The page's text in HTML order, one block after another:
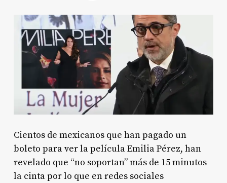
Cientos de mexicanos que han pagado un
boleto para ver la película Emilia Pérez, han
revelado que “no soportan” más de 15 minutos
la cinta por lo que en redes sociales